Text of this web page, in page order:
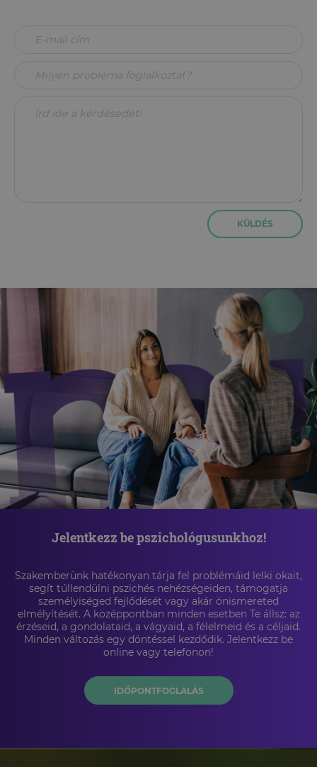
KÜLDÉS
Jelentkezz be pszichológusunkhoz!
Szakemberünk hatékonyan tárja fel problémáid lelki okait,
segít túllendülni pszichés nehézségeiden, támogatja
személyiséged fejlődését vagy akár önismereted
elmélyítését. A középpontban minden esetben Te állsz: az
érzéseid, a gondolataid, a vágyaid, a félelmeid és a céljaid.
Minden változás egy döntéssel kezdődik. Jelentkezz be
online vagy telefonon!
IDŐPONTFOGLALÁS